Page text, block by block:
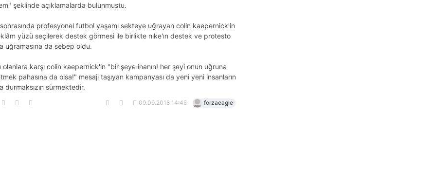
şeklinde açıklamalarda bulunmuştu.
sonrasında profesyonel futbol yaşamı sekteye uğrayan colin kaepernick'in
yüzü seçilerek destek görmesi ile birlikte nıke'ın destek ve protesto
uğramasına da sebep oldu.
olanlara karşı colin kaepernick'in "bir şeye inanın! her şeyi onun uğruna
pahasına da olsa!" mesajı taşıyan kampanyası da yeni yeni insanların
durmaksızın sürmektedir.
09.09.2018 14:48 forzaeagle